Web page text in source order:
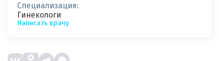
Специализация:
Гинекологи
Написать врачу